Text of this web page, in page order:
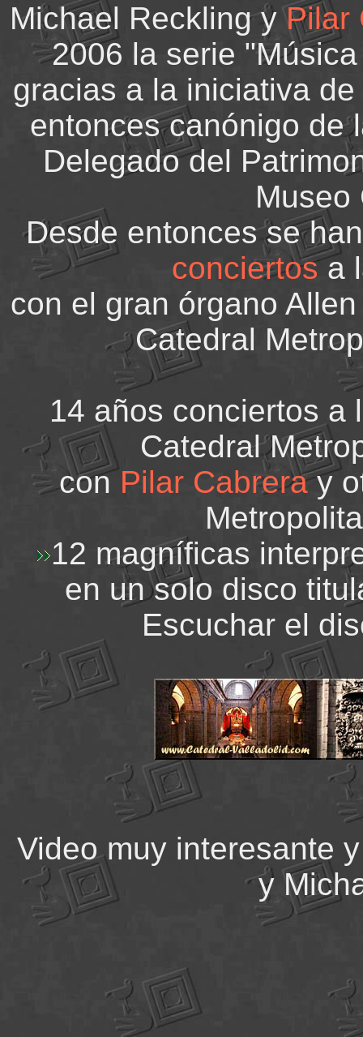
Michael Reckling yPilar
2006 la serie "Música
gracias a la iniciativa
entonces canónigo de
Delegado del
Museo
Desde entonces se
conciertosa
con el gran órgano
Catedral
14 años conciertos a
Catedral
con Pilar Cabreray
12 magníficas
en un solo
Escuchar el
Video muy interesante
y